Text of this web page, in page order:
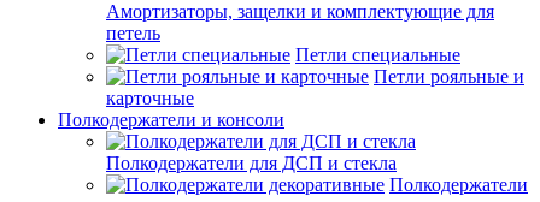
Амортизаторы, защелки и комплектующие для
петель
Петли специальные
Петли рояльные и
карточные
Полкодержатели и консоли
Полкодержатели для ДСП и стекла
Полкодержатели